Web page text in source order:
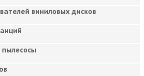
виниловых дисков